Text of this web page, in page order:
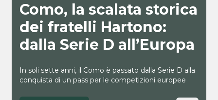
Como, la scalata storica
dei fratelli Hartono:
dalla Serie D all’Europa
In soli sette anni, il Como è passato dalla Serie D alla
conquista di un pass per le competizioni europee